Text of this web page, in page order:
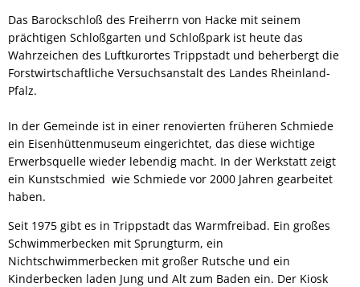
Das Barockschloß des Freiherrn von Hacke mit seinem
prächtigen Schloßgarten und Schloßpark ist heute das
Wahrzeichen des Luftkurortes Trippstadt und beherbergt die
Forstwirtschaftliche Versuchsanstalt des Landes Rheinland-
Pfalz.
In der Gemeinde ist in einer renovierten früheren Schmiede
ein Eisenhüttenmuseum eingerichtet, das diese wichtige
Erwerbsquelle wieder lebendig macht. In der Werkstatt zeigt
ein Kunstschmied wie Schmiede vor 2000 Jahren gearbeitet
haben.
Seit 1975 gibt es in Trippstadt das Warmfreibad. Ein großes
Schwimmerbecken mit Sprungturm, ein
Nichtschwimmerbecken mit großer Rutsche und ein
Kinderbecken laden Jung und Alt zum Baden ein. Der Kiosk